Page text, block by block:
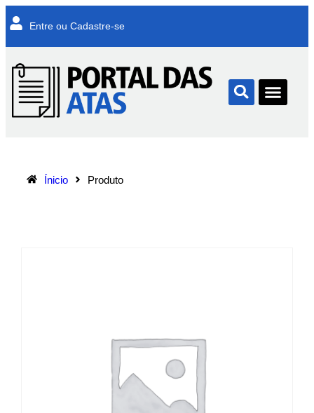
Entre ou Cadastre-se
Ínicio Produto